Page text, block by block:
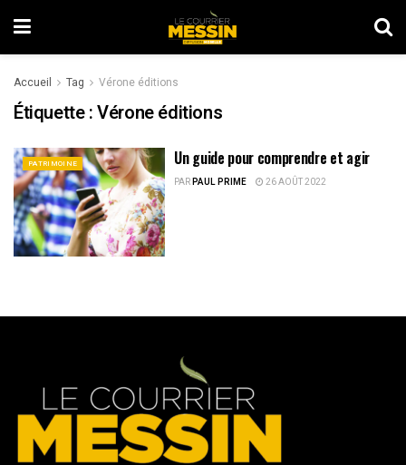
Accueil Tag Vérone éditions
Étiquette :Vérone éditions
PATRIMOINE Un guide pour comprendre et agir
PARPAUL PRIME 26 AOÛT 2022